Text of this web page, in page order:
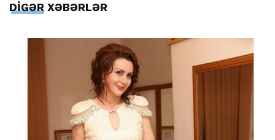
DİGƏR XƏBƏRLƏR